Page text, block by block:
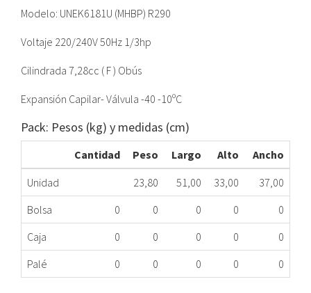
Modelo: UNEK6181U (MHBP) R290
Voltaje 220/240V 50Hz 1/3hp
Cilindrada 7,28cc ( F ) Obús
Expansión Capilar- Válvula -40 -10ºC
Pack: Pesos (kg) y medidas (cm)
Cantidad Peso Largo Alto
Ancho
Unidad
23,80 51,00 33,00
37,00
Bolsa
0 0 0 0
0
Caja
0 0 0 0
0
Palé
0 0 0 0 0